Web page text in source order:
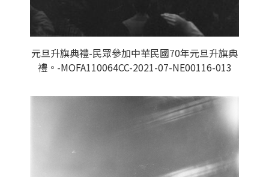
元旦升旗典禮-民眾參加中華民國70年元旦升旗典
禮。-MOFA110064CC-2021-07-NE00116-013